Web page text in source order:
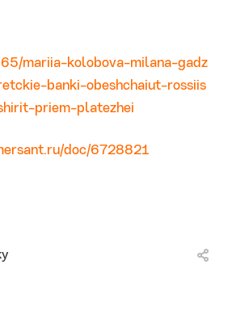
mariia-kolobova-milana-gadz
banki-obeshchaiut-rossiis
priem-platezhei
doc/6728821